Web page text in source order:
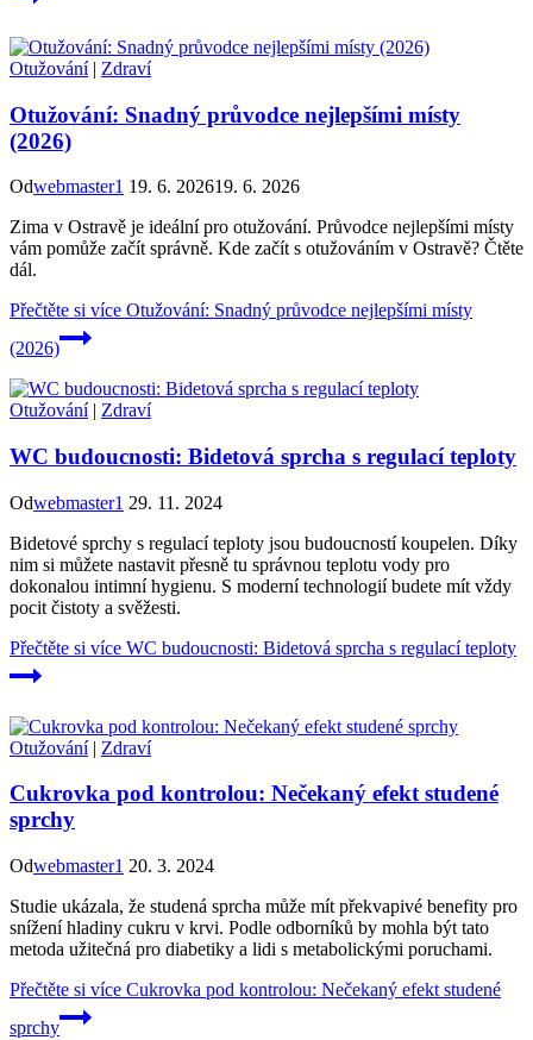
Otužování| Zdraví
Otužování: Snadný průvodce nejlepšími místy
(2026)
Odwebmaster1 19. 6. 202619. 6. 2026
Zima v Ostravě je ideální pro otužování. Průvodce nejlepšími místy
vám pomůže začít správně. Kde začít s otužováním v Ostravě? Čtěte
dál.
Přečtěte si více Otužování: Snadný průvodce nejlepšími místy
(2026)
Otužování| Zdraví
WC budoucnosti: Bidetová sprcha s regulací teploty
Odwebmaster1 29. 11. 2024
Bidetové sprchy s regulací teploty jsou budoucností koupelen. Díky
nim si můžete nastavit přesně tu správnou teplotu vody pro
dokonalou intimní hygienu. S moderní technologií budete mít vždy
pocit čistoty a svěžesti.
Přečtěte si více WC budoucnosti: Bidetová sprcha s regulací teploty
Otužování| Zdraví
Cukrovka pod kontrolou: Nečekaný efekt studené
sprchy
Odwebmaster1 20. 3. 2024
Studie ukázala, že studená sprcha může mít překvapivé benefity pro
snížení hladiny cukru v krvi. Podle odborníků by mohla být tato
metoda užitečná pro diabetiky a lidi s metabolickými poruchami.
Přečtěte si více Cukrovka pod kontrolou: Nečekaný efekt studené
sprchy